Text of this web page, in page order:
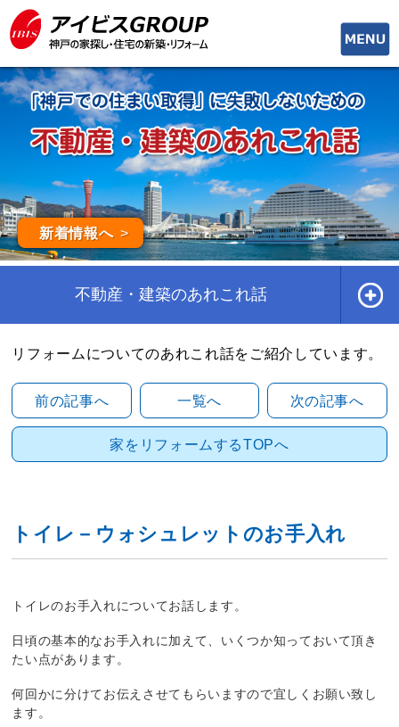
toggle
新着情報へ
不動産・建築のあれこれ話
リフォームについてのあれこれ話をご紹介しています。
前の記事へ 一覧へ 次の記事へ
家をリフォームするTOPへ
トイレ－ウォシュレットのお手入れ
トイレのお手入れについてお話します。
日頃の基本的なお手入れに加えて、いくつか知っておいて頂き
たい点があります。
何回かに分けてお伝えさせてもらいますので宜しくお願い致し
ます。